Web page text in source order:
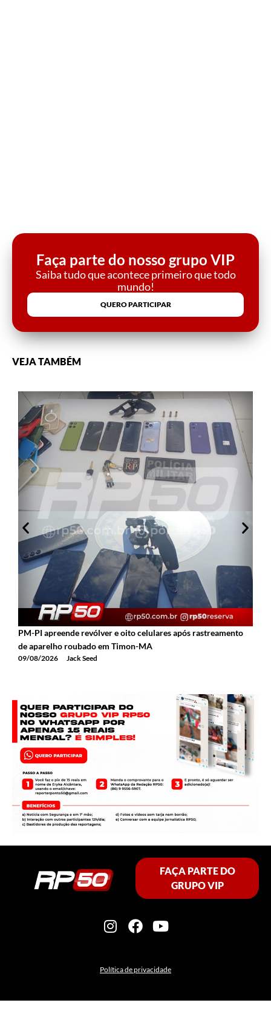
Faça parte do nosso grupo VIP
Saiba tudo que acontece primeiro que todo
mundo!
QUERO PARTICIPAR
VEJA TAMBÉM
PM-PI apreende revólver e oito celulares após rastreamento
de aparelho roubado em Timon-MA
09/08/2026 Jack Seed
FAÇA PARTE DO
GRUPO VIP
Política de privacidade